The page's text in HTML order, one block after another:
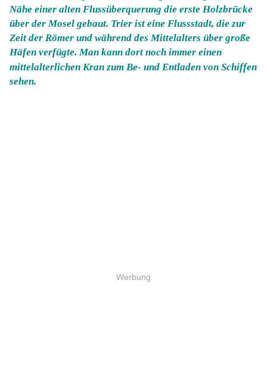
Nähe einer alten Flussüberquerung die erste Holzbrücke
über der Mosel gebaut. Trier ist eine Flussstadt, die zur
Zeit der Römer und während des Mittelalters über große
Häfen verfügte. Man kann dort noch immer einen
mittelalterlichen Kran zum Be- und Entladen von Schiffen
sehen.
Werbung